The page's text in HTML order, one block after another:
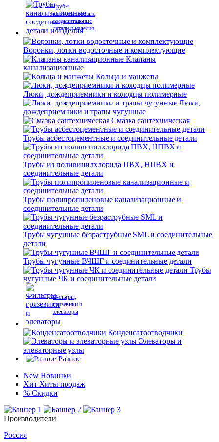
Трубы
канализационные,
соединительные
детали и изделия
Воронки, лотки водосточные и комплектующие
Клапаны
канализационные
Кольца и манжеты
Люки, дождеприемники и колодцы полимерные
Люки,
дождеприемники и трапы чугунные
Смазка сантехническая
Трубы асбестоцементные и соединительные детали
Трубы из поливинилхлорида ПВХ, НПВХ и
соединительные детали
Трубы полипропиленовые канализационные и
соединительные детали
Трубы чугунные безраструбные SML и соединительные
детали
Трубы чугунные ВЧШГ и соединительные детали
Трубы
чугунные ЧК и соединительные детали
Фильтры,
грязевики и
элеваторы
Конденсатоотводчики
Элеваторы и
элеваторные узлы
Разное
New Новинки
Хит Хиты продаж
% Скидки
Производители
Россия